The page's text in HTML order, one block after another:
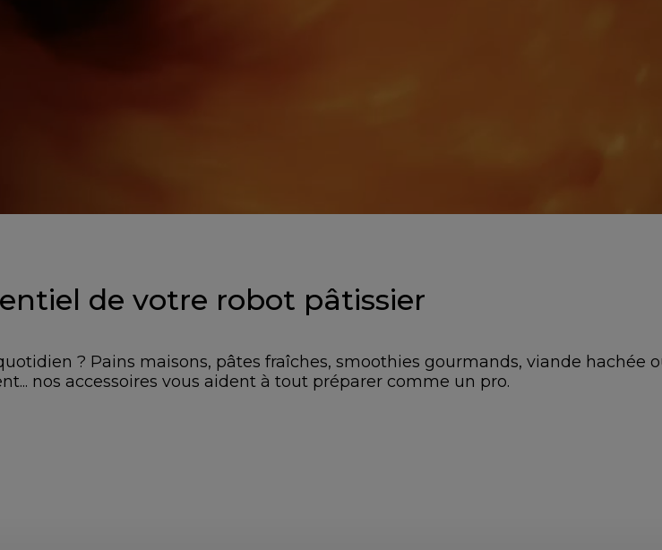
de votre robot pâtissier
? Pains maisons, pâtes fraîches, smoothies gourmands, viande hachée
nos accessoires vous aident à tout préparer comme un pro.